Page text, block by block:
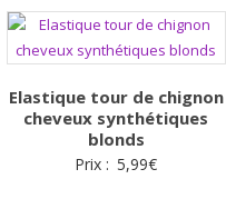
Elastique tour de chignon
cheveux synthétiques
blonds
Prix : 5,99€